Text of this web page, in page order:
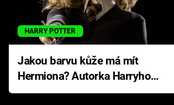
HARRY POTTER
Jakou barvu kůže má mít
Hermiona? Autorka Harryho
Pottera přišla s ráznou